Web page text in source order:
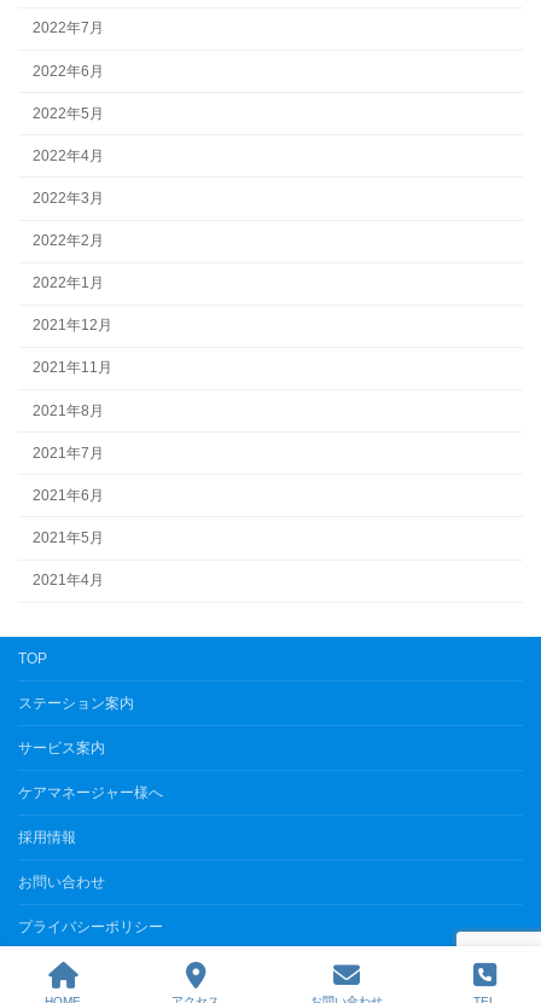
2022年7月
2022年6月
2022年5月
2022年4月
2022年3月
2022年2月
2022年1月
2021年12月
2021年11月
2021年8月
2021年7月
2021年6月
2021年5月
2021年4月
TOP
ステーション案内
サービス案内
ケアマネージャー様へ
採用情報
お問い合わせ
プライバシーポリシー
Copyright © まじめな訪問看護リハビリステーション All Rights Reserved.